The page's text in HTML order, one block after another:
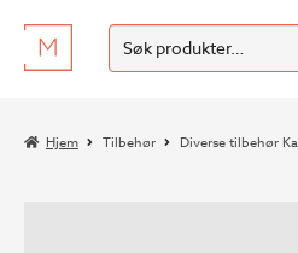
Hopp
til
Hopp
til
Søk
etter:
SØK
Hjem Tilbehør Diverse tilbehør